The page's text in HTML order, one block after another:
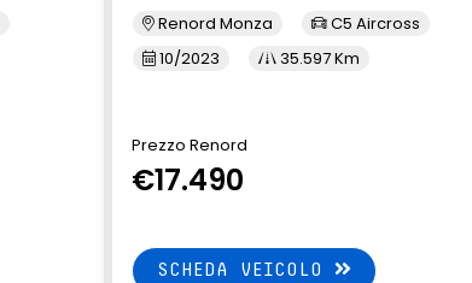
Renord Monza
C5 Aircross
10/2023
35.597 Km
Prezzo Renord
€17.490
SCHEDA VEICOLO